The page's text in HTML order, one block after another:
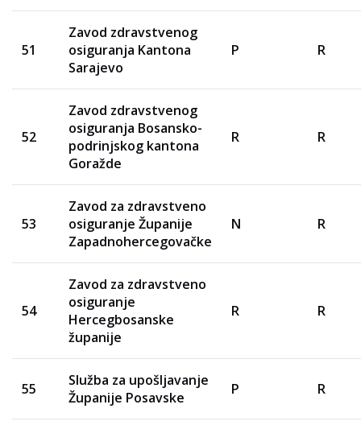
51
Zavod zdravstvenog
osiguranja Kantona
Sarajevo
P R
52
Zavod zdravstvenog
osiguranja Bosansko-
podrinjskog kantona
Goražde
R R
53
Zavod za zdravstveno
osiguranje Županije
Zapadnohercegovačke
N R
54
Zavod za zdravstveno
osiguranje
Hercegbosanske
županije
R R
55
Služba za upošljavanje
Županije Posavske
P R